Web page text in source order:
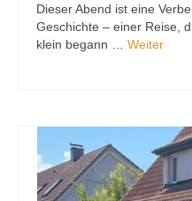
Dieser Abend ist eine
Geschichte – einer Reise,
klein begann … Weiter